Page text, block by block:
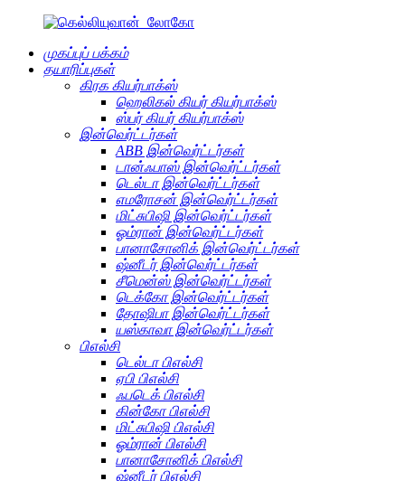
முகப்புப் பக்கம்
தயாரிப்புகள்
கிரக கியர்பாக்ஸ்
ஹெலிகல் கியர் கியர்பாக்ஸ்
ஸ்பர் கியர் கியர்பாக்ஸ்
இன்வெர்ட்டர்கள்
ABB இன்வெர்ட்டர்கள்
டான்ஃபாஸ் இன்வெர்ட்டர்கள்
டெல்டா இன்வெர்ட்டர்கள்
எமரோசன் இன்வெர்ட்டர்கள்
மிட்சுபிஷி இன்வெர்ட்டர்கள்
ஓம்ரான் இன்வெர்ட்டர்கள்
பானாசோனிக் இன்வெர்ட்டர்கள்
ஷ்னீடர் இன்வெர்ட்டர்கள்
சீமென்ஸ் இன்வெர்ட்டர்கள்
டெக்கோ இன்வெர்ட்டர்கள்
தோஷிபா இன்வெர்ட்டர்கள்
யஸ்காவா இன்வெர்ட்டர்கள்
பிஎல்சி
டெல்டா பிஎல்சி
ஏபி பிஎல்சி
ஃபடெக் பிஎல்சி
கின்கோ பிஎல்சி
மிட்சுபிஷி பிஎல்சி
ஓம்ரான் பிஎல்சி
பானாசோனிக் பிஎல்சி
ஷ்னீடர் பிஎல்சி